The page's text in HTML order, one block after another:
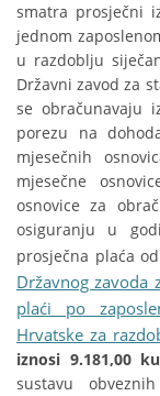
smatra prosječni
jednom
u razdoblju
Državni zavod za
se obračunavaju
porezu na
mjesečnih
mjesečne
osnovice za
osiguranju u
prosječna plaća
Državnog zavoda
plaći po
Hrvatske za
iznosi 9.181,00
sustavu